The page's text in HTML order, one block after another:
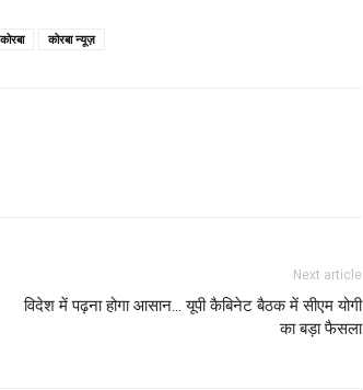
कोरबा कोरबा न्यूज़
Next article
विदेश में पढ़ना होगा आसान… यूपी कैबिनेट बैठक में सीएम योगी
का बड़ा फैसला